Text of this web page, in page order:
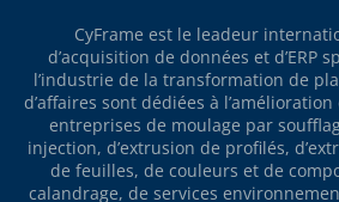
CyFrame est le leadeur
d’acquisition de données et d’ERP
l’industrie de la transformation de
d’affaires sont dédiées à
entreprises de moulage par
injection, d’extrusion de profilés,
de feuilles, de couleurs et de
calandrage, de services